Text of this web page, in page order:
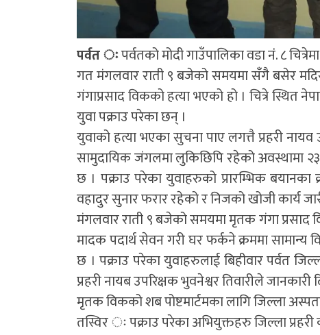
पर्वत ःपर्वतको मोदी गाउँपालिका वडा नंं. ८
गत मंगलवार राती ९ बजेको समयमा सँगै बसेर
गंगाप्रसाद विकको हत्या भएको हो । चित्रे स्थित
युवा पक्राउ परेका छन् ।
युवाको हत्या भएका सुचना पाए लगत्तै प्रहरी
सामुदायिक जंगलमा लुकिछिपि रहेको अवस्थामा २३
छ । पक्राउ परेका युवाहरुको प्रारम्भिक
वहादुर सुनार फरार रहेको र निजको खोजी कार्य
मंगलवार राती ९ बजेको समयमा मृतक गंगा प्रसाद
मादक पदार्थ सेवन गरी घर फर्कने क्रममा सामान्य
छ । पक्राउ परेका युवाहरुलाई बिहीवार पर्वत
प्रहरी नायब उपरिक्षक भुवनेश्वर तिवारीले जानकारी
मृतक विकको शब पोष्टमार्टमका लागि जिल्ला
तस्विर ः पक्राउ परेका अभियुक्तहरु जिल्ला प्रहरी